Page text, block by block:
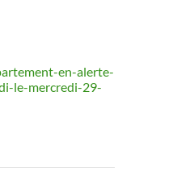
en-alerte-
le-mercredi-29-